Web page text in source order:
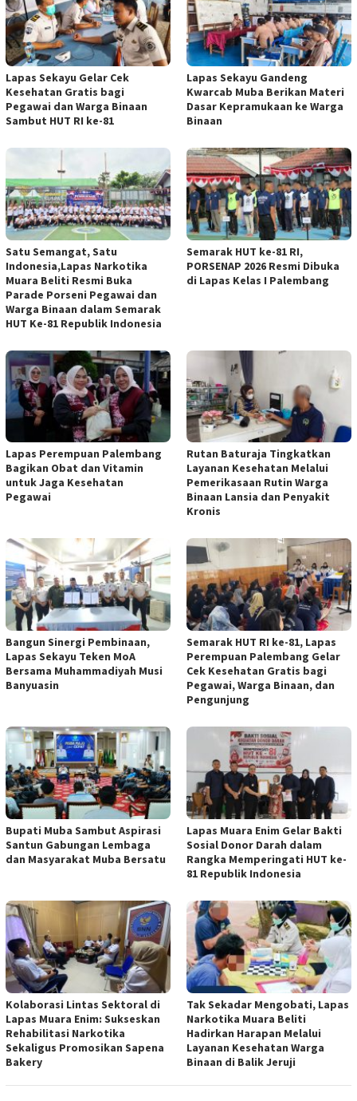
Lapas Sekayu Gelar Cek
Kesehatan Gratis bagi
Pegawai dan Warga Binaan
Sambut HUT RI ke-81
Lapas Sekayu Gandeng
Kwarcab Muba Berikan Materi
Dasar Kepramukaan ke Warga
Binaan
Satu Semangat, Satu
Indonesia,Lapas Narkotika
Muara Beliti Resmi Buka
Parade Porseni Pegawai dan
Warga Binaan dalam Semarak
HUT Ke-81 Republik Indonesia
Semarak HUT ke-81 RI,
PORSENAP 2026 Resmi Dibuka
di Lapas Kelas I Palembang
Lapas Perempuan Palembang
Bagikan Obat dan Vitamin
untuk Jaga Kesehatan
Pegawai
Rutan Baturaja Tingkatkan
Layanan Kesehatan Melalui
Pemerikasaan Rutin Warga
Binaan Lansia dan Penyakit
Kronis
Bangun Sinergi Pembinaan,
Lapas Sekayu Teken MoA
Bersama Muhammadiyah Musi
Banyuasin
Semarak HUT RI ke-81, Lapas
Perempuan Palembang Gelar
Cek Kesehatan Gratis bagi
Pegawai, Warga Binaan, dan
Pengunjung
Bupati Muba Sambut Aspirasi
Santun Gabungan Lembaga
dan Masyarakat Muba Bersatu
Lapas Muara Enim Gelar Bakti
Sosial Donor Darah dalam
Rangka Memperingati HUT ke-
81 Republik Indonesia
Kolaborasi Lintas Sektoral di
Lapas Muara Enim: Sukseskan
Rehabilitasi Narkotika
Sekaligus Promosikan Sapena
Bakery
Tak Sekadar Mengobati, Lapas
Narkotika Muara Beliti
Hadirkan Harapan Melalui
Layanan Kesehatan Warga
Binaan di Balik Jeruji